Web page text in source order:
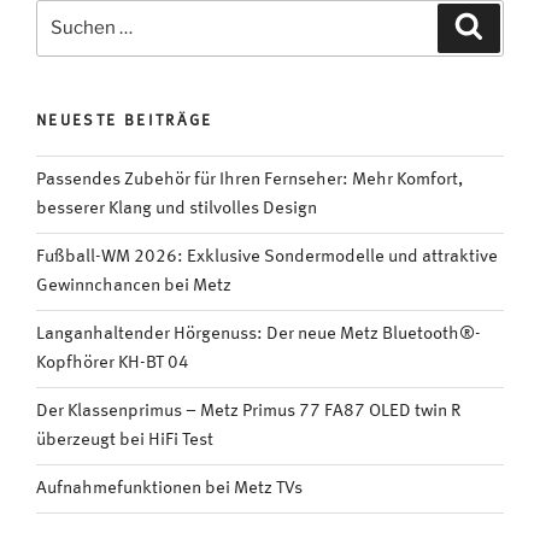
Primus
77
twin
R
überzeugt
bei
HiFi
nach:
NEUESTE BEITRÄGE
Passendes Zubehör für Ihren Fernseher: Mehr Komfort,
besserer Klang und stilvolles Design
Fußball-WM 2026: Exklusive Sondermodelle und attraktive
Gewinnchancen bei Metz
Langanhaltender Hörgenuss: Der neue Metz Bluetooth®-
Kopfhörer KH-BT 04
Der Klassenprimus – Metz Primus 77 FA87 OLED twin R
überzeugt bei HiFi Test
Aufnahmefunktionen bei Metz TVs